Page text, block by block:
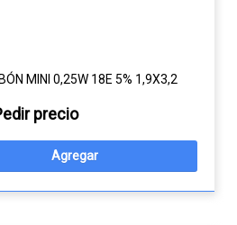
MINI 0,25W 18E 5% 1,9X3,2
precio